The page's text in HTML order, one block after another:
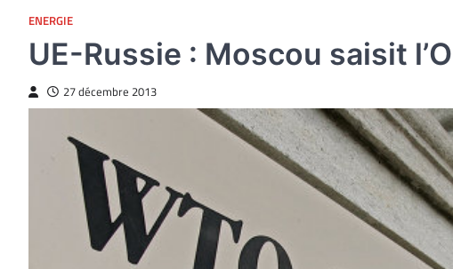
ENERGIE
UE-Russie : Moscou saisit
27 décembre 2013